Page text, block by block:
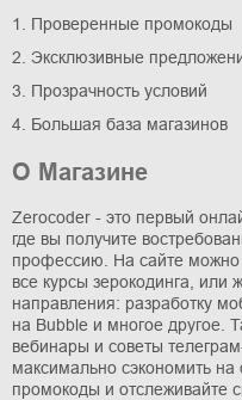
1. Проверенные промокоды
2. Эксклюзивные
3. Прозрачность условий
4. Большая база магазинов
О Магазине
Zerocoder - это первый
где вы получите
профессию. На сайте можно
все курсы зерокодинга, или
направления: разработку
на Bubble и многое другое.
вебинары и советы
максимально сэкономить
промокоды и отслеживайте